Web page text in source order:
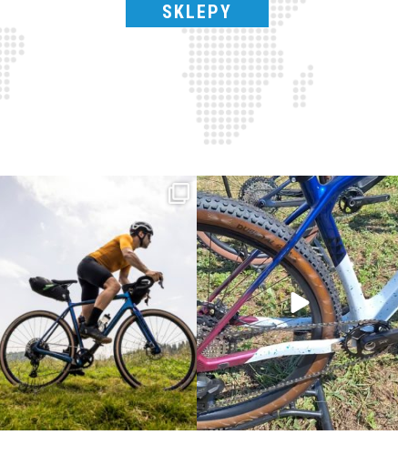
SKLEPY
Parte dalla strada, continua sulla ghiaia,
2
Torpado ai Campionati Italiani XCO & E-
MTB
...
116 1